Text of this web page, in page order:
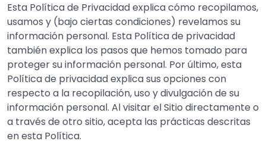
Esta Política de Privacidad explica cómo recopilamos,
usamos y (bajo ciertas condiciones) revelamos su
información personal. Esta Política de privacidad
también explica los pasos que hemos tomado para
proteger su información personal. Por último, esta
Política de privacidad explica sus opciones con
respecto a la recopilación, uso y divulgación de su
información personal. Al visitar el Sitio directamente o
a través de otro sitio, acepta las prácticas descritas
en esta Política.